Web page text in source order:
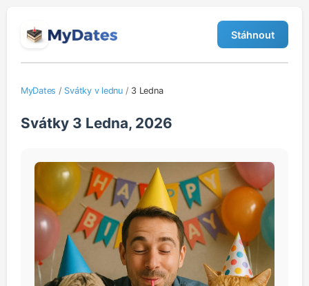
Stáhnout
MyDates / Svátky v lednu/ 3 Ledna
Svátky 3 Ledna, 2026